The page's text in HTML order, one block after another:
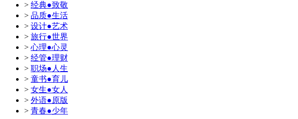
> 经典●致敬
> 品质●生活
> 设计●艺术
> 旅行●世界
> 心理●心灵
> 经管●理财
> 职场●人生
> 童书●育儿
> 女生●女人
> 外语●原版
> 青春●少年